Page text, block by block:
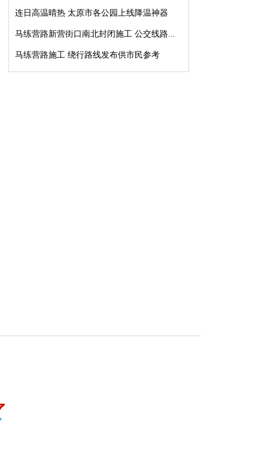
连日高温晴热 太原市各公园上线降温神器
马练营路新营街口南北封闭施工 公交线路...
马练营路施工 绕行路线发布供市民参考